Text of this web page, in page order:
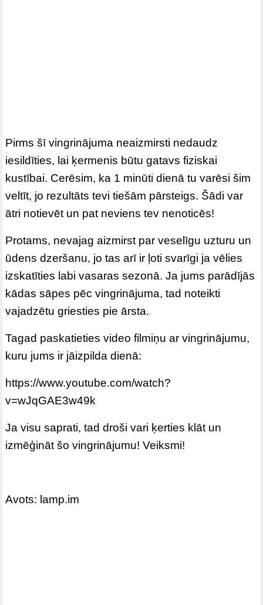
Pirms šī vingrinājuma neaizmirsti nedaudz
iesildīties, lai ķermenis būtu gatavs fiziskai
kustībai. Cerēsim, ka 1 minūti dienā tu varēsi šim
veltīt, jo rezultāts tevi tiešām pārsteigs. Šādi var
ātri notievēt un pat neviens tev nenoticēs!
Protams, nevajag aizmirst par veselīgu uzturu un
ūdens dzeršanu, jo tas arī ir ļoti svarīgi ja vēlies
izskatīties labi vasaras sezonā. Ja jums parādījās
kādas sāpes pēc vingrinājuma, tad noteikti
vajadzētu griesties pie ārsta.
Tagad paskatieties video filmiņu ar vingrinājumu,
kuru jums ir jāizpilda dienā:
https://www.youtube.com/watch?
v=wJqGAE3w49k
Ja visu saprati, tad droši vari ķerties klāt un
izmēģināt šo vingrinājumu! Veiksmi!
Avots: lamp.im